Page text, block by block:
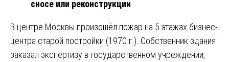
сносе или реконструкции
В центре Москвы произошёл пожар на 5 этажах бизнес-
центра старой постройки (1970 г.). Собственник здания
заказал экспертизу в государственном учреждении,